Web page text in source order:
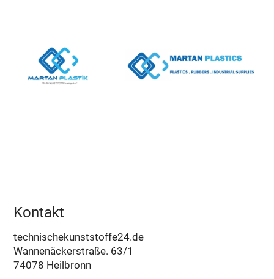
Kontakt
technischekunststoffe24.de
Wannenäckerstraße. 63/1
74078 Heilbronn